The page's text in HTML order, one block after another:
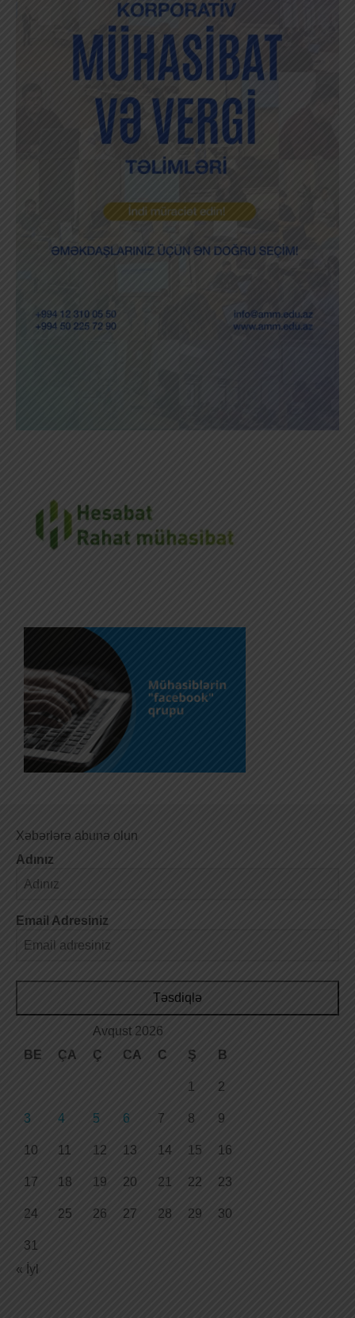
Xəbərlərə abunə olun
Adınız
Email Adresiniz
Təsdiqlə
Avqust 2026
BE
ÇA Ç CA C Ş B
1 2
3 4 5 6 7 8 9
10 11 12 13 14 15 16
17 18 19 20 21 22 23
24 25 26 27 28 29 30
31
« İyl